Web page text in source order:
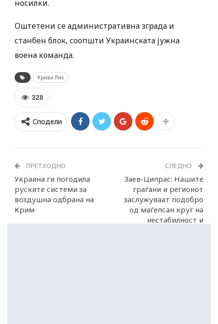
носилки.
Оштетени се административна зграда и
станбен блок, соопшти Украинската јужна
воена команда.
Криви Рих
328
Сподели
ПРЕТХОДНО
Украина ги погодила
руските системи за
воздушна одбрана на
Крим
СЛЕДНО
Заев-Ципрас: Нашите
граѓани и регионот
заслужуваат подобро
од маѓепсан круг на
нестабилност и